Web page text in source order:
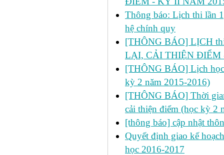
Thông báo: Lịch thi lần
hệ chính quy
[THÔNG BÁO] LỊCH thi
LẠI, CẢI THIỆN ĐIỂM
[THÔNG BÁO] Lịch
kỳ 2 năm 2015-2016)
[THÔNG BÁO] Thời
cải thiện điểm (học kỳ 2
[thông báo] cập nhật
Quyết định giao kế
học 2016-2017